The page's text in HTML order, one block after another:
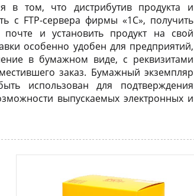
в том, что дистрибутив продукта и
с FTP-сервера фирмы «1С», получить
и установить продукт на свой
особенно удобен для предприятий,
в бумажном виде, с реквизитами
заказ. Бумажный экземпляр
использован для подтверждения
выпускаемых электронных и